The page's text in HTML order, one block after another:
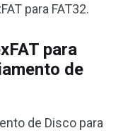
para FAT32.
para
de
de Disco para